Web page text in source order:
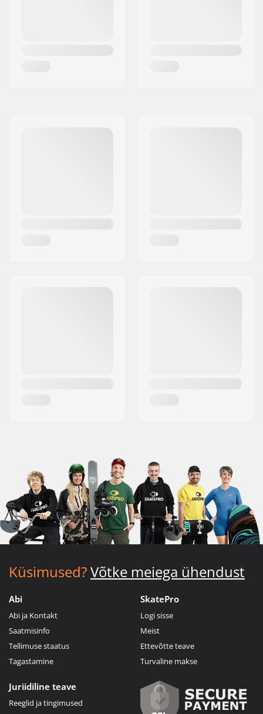
Küsimused?Võtke meiega ühendust
Abi
Abi ja Kontakt
Saatmisinfo
Tellimuse staatus
Tagastamine
SkatePro
Logi sisse
Meist
Ettevõtte teave
Turvaline makse
Juriidiline teave
Reeglid ja tingimused